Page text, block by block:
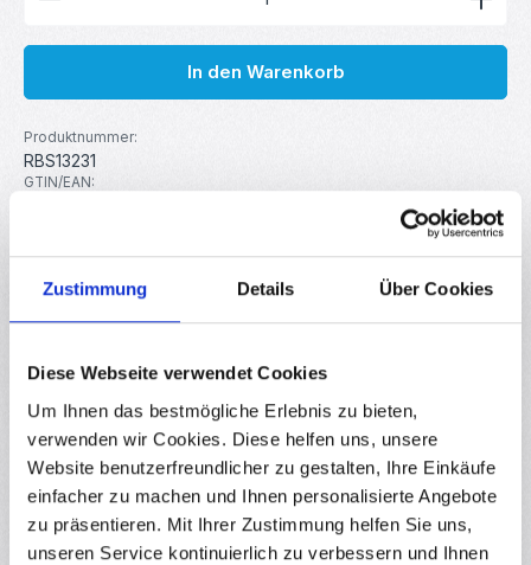
Zustimmung Details Über Cookies
Diese Webseite verwendet Cookies
Um Ihnen das bestmögliche Erlebnis zu bieten,
verwenden wir Cookies. Diese helfen uns, unsere
Website benutzerfreundlicher zu gestalten, Ihre Einkäufe
einfacher zu machen und Ihnen personalisierte Angebote
zu präsentieren. Mit Ihrer Zustimmung helfen Sie uns,
unseren Service kontinuierlich zu verbessern und Ihnen
In den Warenkorb
Produktnummer:
RBS13231
GTIN/EAN:
1m Allzweckschrumpfschlauch in guter Qualität. Ideal zum
Abdichte… Mehr
Eigenschaften
Downloads
Bewertungen
2